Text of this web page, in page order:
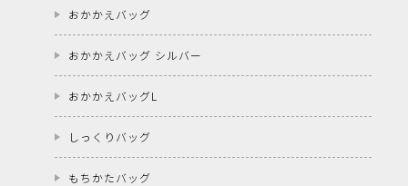
おかかえバッグ
おかかえバッグ シルバー
おかかえバッグL
しっくりバッグ
もちかたバッグ